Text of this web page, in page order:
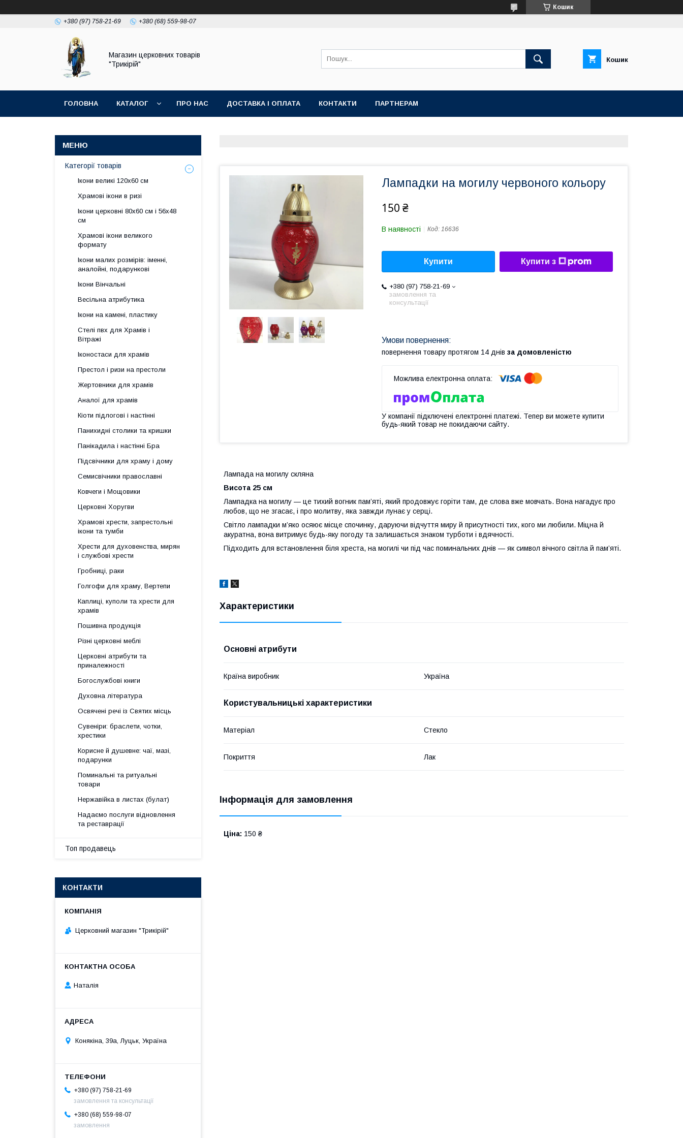
Кошик
+380 (97) 758-21-69 +380 (68) 559-98-07
Магазин церковних товарів
"Трикірій"
Кошик
ГОЛОВНА КАТАЛОГ ПРО НАС ДОСТАВКА І ОПЛАТА КОНТАКТИ ПАРТНЕРАМ
Лампадки на могилу червоного кольору
150 ₴
В наявності Код: 16636
Купити Купити з
+380 (97) 758-21-69
замовлення та
консультації
повернення товару протягом 14 днів за домовленістю
У компанії підключені електронні платежі. Тепер ви можете купити
будь-який товар не покидаючи сайту.
Лампада на могилу скляна
Висота 25 см
Лампадка на могилу — це тихий вогник пам’яті, який продовжує горіти там, де слова вже мовчать. Вона нагадує про
любов, що не згасає, і про молитву, яка завжди лунає у серці.
Світло лампадки м’яко осяює місце спочинку, даруючи відчуття миру й присутності тих, кого ми любили. Міцна й
акуратна, вона витримує будь-яку погоду та залишається знаком турботи і вдячності.
Підходить для встановлення біля хреста, на могилі чи під час поминальних днів — як символ вічного світла й пам’яті.
Характеристики
Основні атрибути
Країна виробник Україна
Користувальницькі характеристики
Матеріал Стекло
Покриття Лак
Інформація для замовлення
Ціна: 150 ₴
Категорії товарів
Ікони великі 120х60 см
Храмові ікони в ризі
Ікони церковні 80х60 см і 56х48
см
Храмові ікони великого
формату
Ікони малих розмірів: іменні,
аналойні, подарункові
Ікони Вінчальні
Весільна атрибутика
Ікони на камені, пластику
Стелі пвх для Храмів і
Вітражі
Іконостаси для храмів
Престол і ризи на престоли
Жертовники для храмів
Аналої для храмів
Кіоти підлогові і настінні
Панихидні столики та кришки
Панікадила і настінні Бра
Підсвічники для храму і дому
Семисвічники православні
Ковчеги і Мощовики
Церковні Хоругви
Храмові хрести, запрестольні
ікони та тумби
Хрести для духовенства, мирян
і службові хрести
Гробниці, раки
Голгофи для храму, Вертепи
Каплиці, куполи та хрести для
храмів
Пошивна продукція
Різні церковні меблі
Церковні атрибути та
приналежності
Богослужбові книги
Духовна література
Освячені речі із Святих місць
Сувеніри: браслети, чотки,
хрестики
Корисне й душевне: чаї, мазі,
подарунки
Поминальні та ритуальні
товари
Нержавійка в листах (булат)
Надаємо послуги відновлення
та реставрації
Топ продавець
КОНТАКТИ
Церковний магазин "Трикірій"
Наталія
Конякіна, 39а, Луцьк, Україна
+380 (97) 758-21-69
замовлення та консультації
+380 (68) 559-98-07
замовлення